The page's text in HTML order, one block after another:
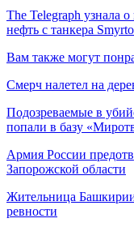
The Telegraph узнала
нефть с танкера
Вам также могут
Смерч налетел на
Подозреваемые в
попали в базу
Армия России
Запорожской области
Жительница Башкирии
ревности